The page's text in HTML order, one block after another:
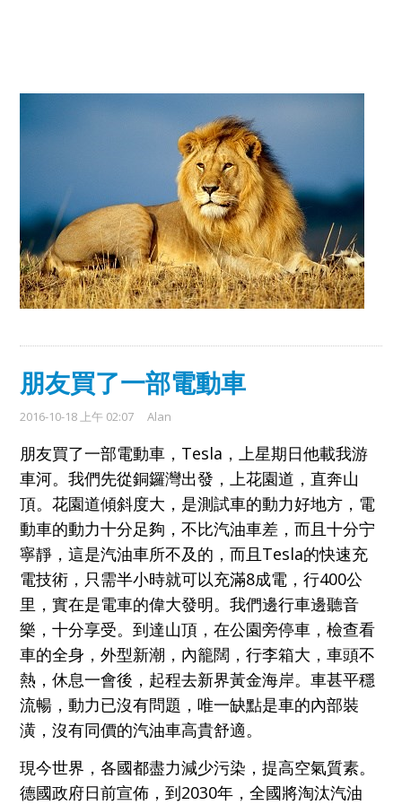
朋友買了一部電動車
2016-10-18 上午 02:07 Alan
朋友買了一部電動車，Tesla，上星期日他載我游
車河。我們先從銅鑼灣出發，上花園道，直奔山
頂。花園道傾斜度大，是測試車的動力好地方，電
動車的動力十分足夠，不比汽油車差，而且十分宁
寧靜，這是汽油車所不及的，而且Tesla的快速充
電技術，只需半小時就可以充滿8成電，行400公
里，實在是電車的偉大發明。我們邊行車邊聽音
樂，十分享受。到達山頂，在公園旁停車，檢查看
車的全身，外型新潮，內籠闊，行李箱大，車頭不
熱，休息一會後，起程去新界黃金海岸。車甚平穩
流暢，動力已沒有問題，唯一缺點是車的內部裝
潢，沒有同價的汽油車高貴舒適。
現今世界，各國都盡力減少污染，提高空氣質素。
德國政府日前宣佈，到2030年，全國將淘汰汽油